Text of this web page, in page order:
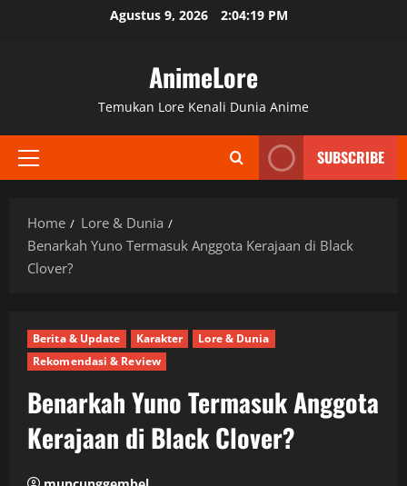
Agustus 9, 2026 2:04:20 PM
AnimeLore
Temukan Lore Kenali Dunia Anime
Primary
SUBSCRIBE
Home
Lore & Dunia
Benarkah Yuno Termasuk Anggota Kerajaan di Black
Clover?
Berita & Update Karakter
Lore & Dunia
Rekomendasi & Review
Benarkah Yuno Termasuk Anggota
Kerajaan di Black Clover?